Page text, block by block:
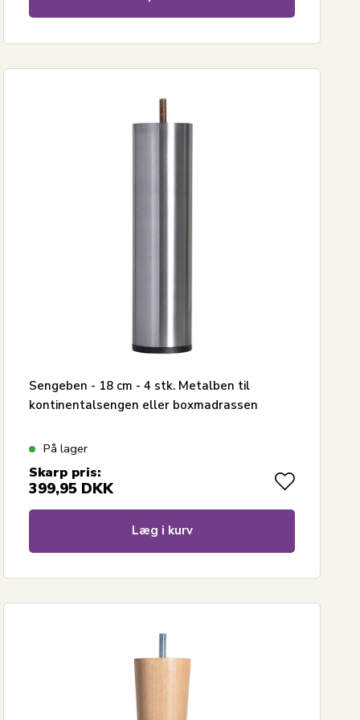
Sengeben - 18 cm - 4 stk. Metalben til
kontinentalsengen eller boxmadrassen
På lager
Skarp pris:
399,95 DKK
Læg i kurv